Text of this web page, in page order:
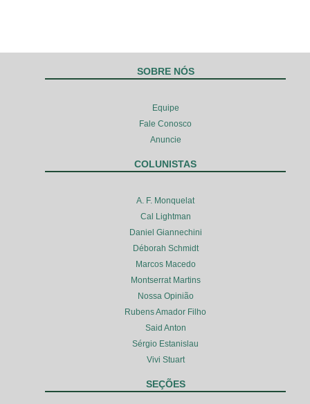
SOBRE NÓS
Equipe
Fale Conosco
Anuncie
COLUNISTAS
A. F. Monquelat
Cal Lightman
Daniel Giannechini
Déborah Schmidt
Marcos Macedo
Montserrat Martins
Nossa Opinião
Rubens Amador Filho
Said Anton
Sérgio Estanislau
Vivi Stuart
SEÇÕES